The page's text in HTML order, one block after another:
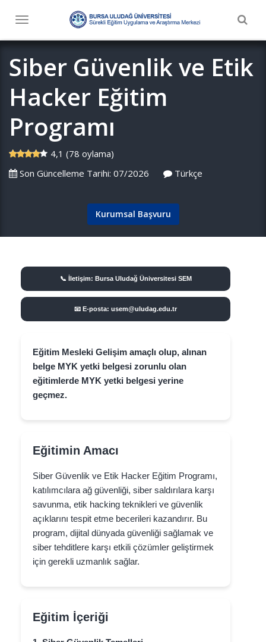
Toggle
Siber Güvenlik ve Etik
Hacker Eğitim
Programı
4,1 (78 oylama)
Son Güncelleme Tarihi: 07/2026
Türkçe
Kurumsal Başvuru
📞 İletişim: Bursa Uludağ Üniversitesi SEM
📧 E-posta: usem@uludag.edu.tr
Eğitim Mesleki Gelişim amaçlı olup, alınan
belge MYK yetki belgesi zorunlu olan
eğitimlerde MYK yetki belgesi yerine
geçmez.
Eğitimin Amacı
Siber Güvenlik ve Etik Hacker Eğitim Programı,
katılımcılara ağ güvenliği, siber saldırılara karşı
savunma, etik hacking teknikleri ve güvenlik
açıklarını tespit etme becerileri kazandırır. Bu
program, dijital dünyada güvenliği sağlamak ve
siber tehditlere karşı etkili çözümler geliştirmek
için gerekli uzmanlık sağlar.
Eğitim İçeriği